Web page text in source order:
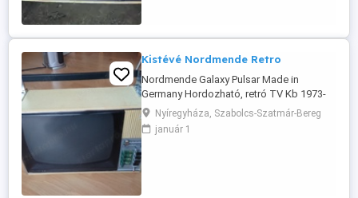
Kistévé Nordmende Retro
Nordmende Galaxy Pulsar Made in
Germany Hordozható, retró TV Kb 1973-
as gyártású. Tudtommal nem működik.
Javításra szorul. Posta megoldható, banki
előreutalással, Magyar Posta
Nyíregyháza, Szabolcs-Szatmár-Bereg
január 1